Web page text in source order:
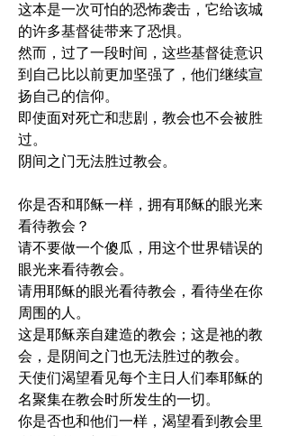
这本是一次可怕的恐怖袭击，它给该城
的许多基督徒带来了恐惧。
然而，过了一段时间，这些基督徒意识
到自己比以前更加坚强了，他们继续宣
扬自己的信仰。
即使面对死亡和悲剧，教会也不会被胜
过。
阴间之门无法胜过教会。
你是否和耶稣一样，拥有耶稣的眼光来
看待教会？
请不要做一个傻瓜，用这个世界错误的
眼光来看待教会。
请用耶稣的眼光看待教会，看待坐在你
周围的人。
这是耶稣亲自建造的教会；这是祂的教
会，是阴间之门也无法胜过的教会。
天使们渴望看见每个主日人们奉耶稣的
名聚集在教会时所发生的一切。
你是否也和他们一样，渴望看到教会里